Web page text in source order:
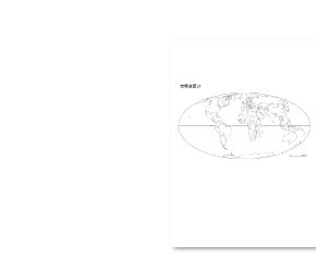
＞編の5編で構成され，全256